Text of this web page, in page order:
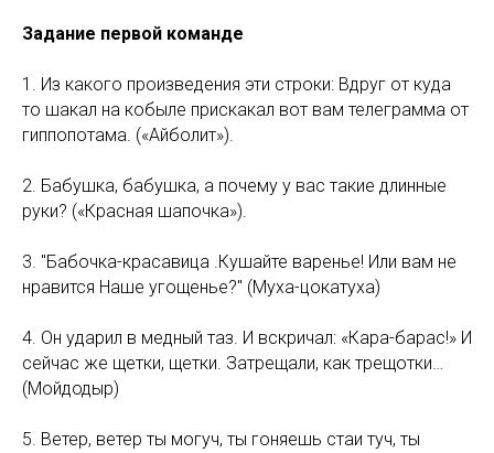
Задание первой команде
1. Из какого произведения эти строки: Вдруг от куда
то шакал на кобыле прискакал вот вам телеграмма от
гиппопотама. («Айболит»).
2. Бабушка, бабушка, а почему у вас такие длинные
руки? («Красная шапочка»).
3. "Бабочка-красавица .Кушайте варенье! Или вам не
нравится Наше угощенье?" (Муха-цокатуха)
4. Он ударил в медный таз. И вскричал: «Кара-барас!» И
сейчас же щетки, щетки. Затрещали, как трещотки…
(Мойдодыр)
5. Ветер, ветер ты могуч, ты гоняешь стаи туч, ты